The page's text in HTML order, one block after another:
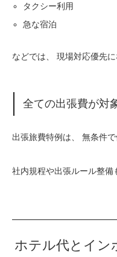
タクシー利用
急な宿泊
などでは、 現場対応優先
全ての出張費が対
出張旅費特例は、 無条件
社内規程や出張ルール整備
ホテル代とイン